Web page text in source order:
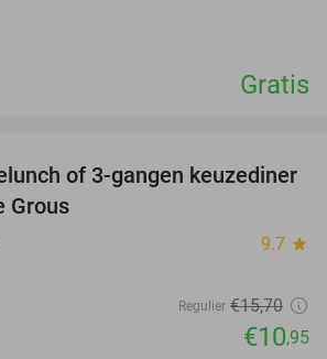
Gratis
30%
of 3-gangen keuzediner
Grous
9.7 star
Regulier €15,70
€10,95